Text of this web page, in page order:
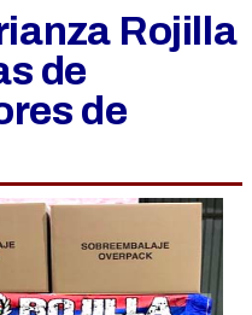
Rojilla
de
de